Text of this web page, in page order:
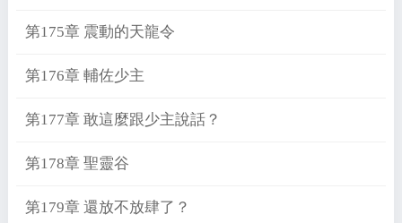
第175章 震動的天龍令
第176章 輔佐少主
第177章 敢這麼跟少主說話？
第178章 聖靈谷
第179章 還放不放肆了？